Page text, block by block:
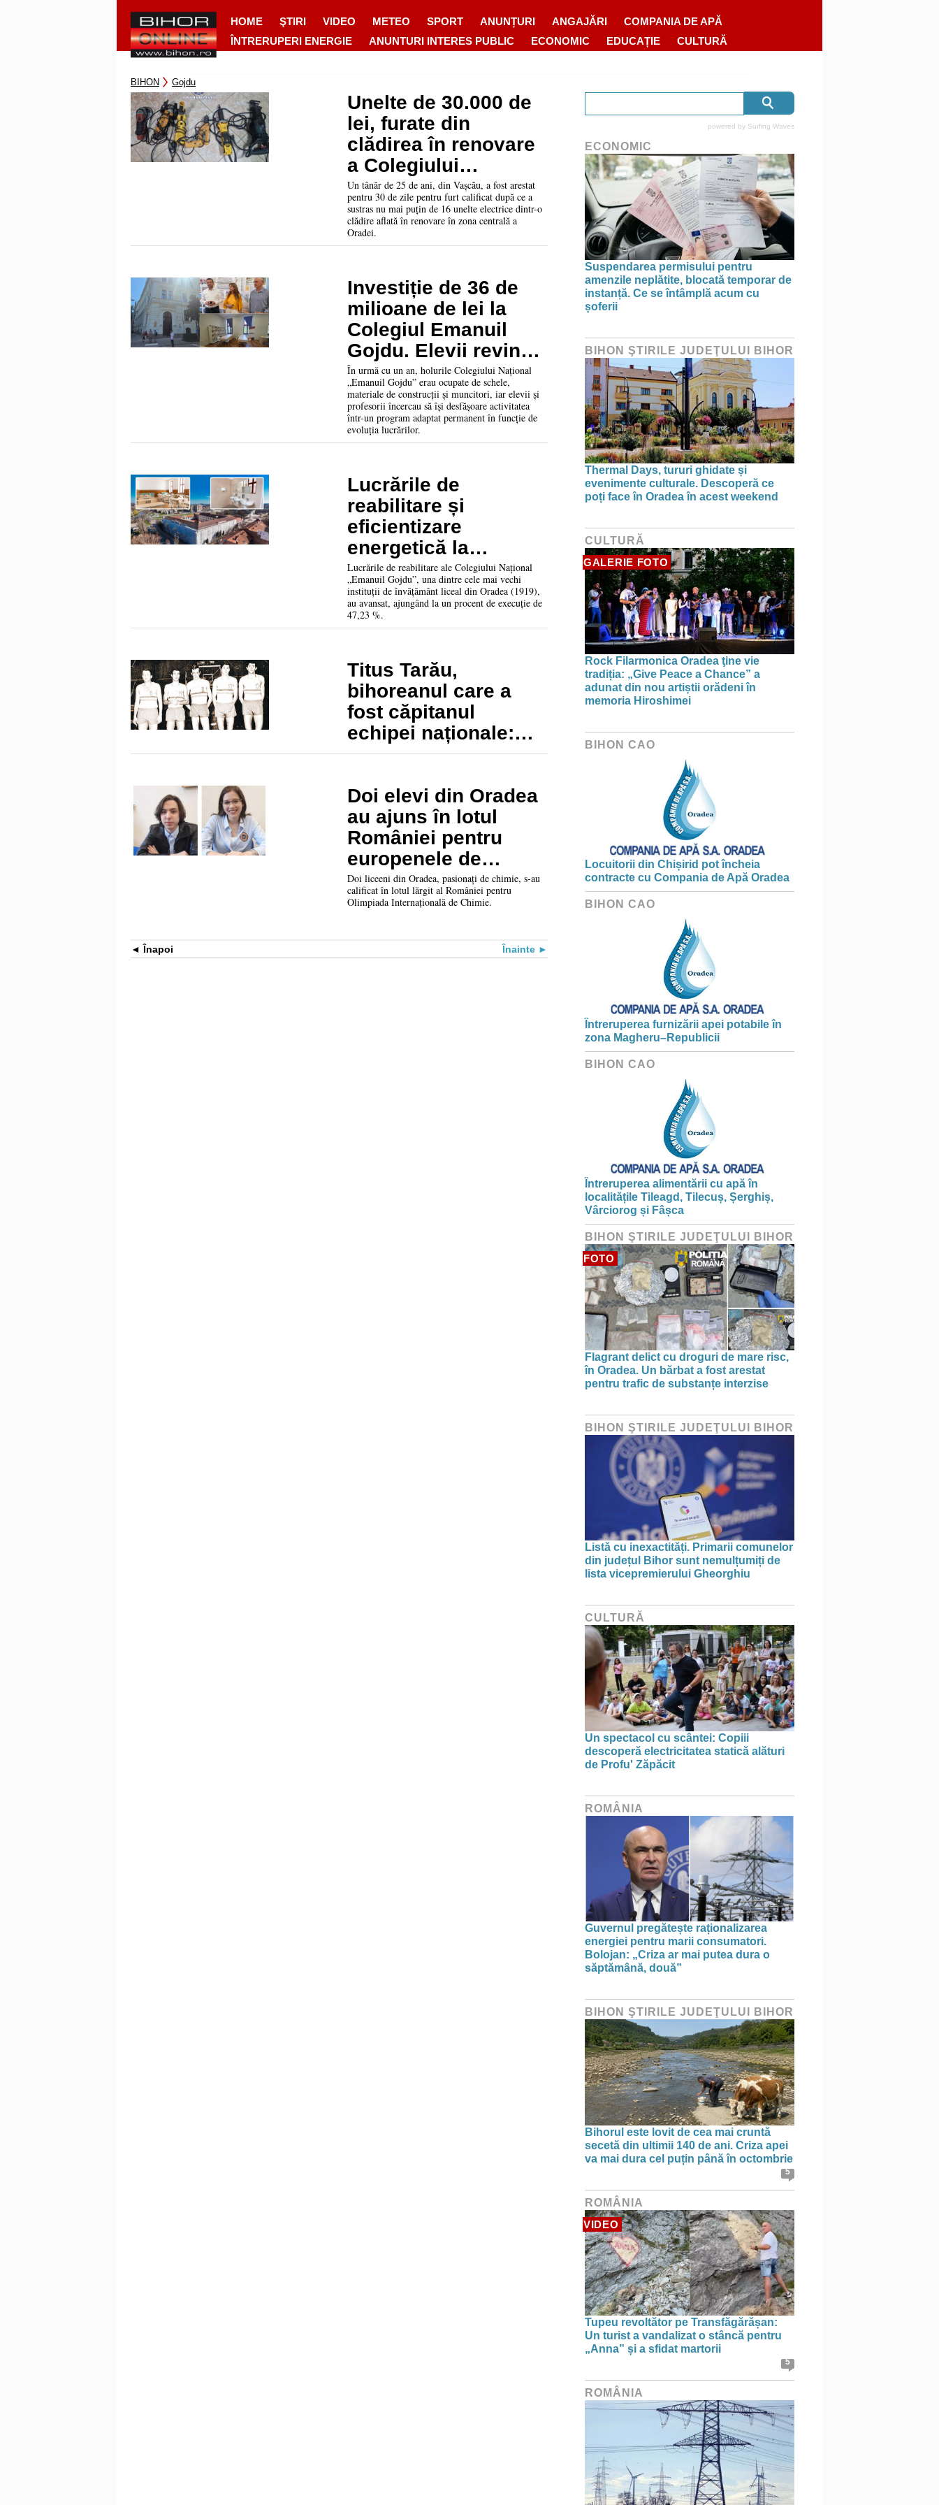
HOME ŞTIRI VIDEO METEO SPORT ANUNȚURI ANGAJĂRI
COMPANIA DE APĂ
ÎNTRERUPERI ENERGIE
ANUNTURI INTERES PUBLIC ECONOMIC EDUCAȚIE CULTURĂ
BIHON Gojdu
Unelte de 30.000 de
lei, furate din
clădirea în renovare
a Colegiului
„Emanuil Gojdu” din
Oradea. Autorul a
fost arestat
Un tânăr de 25 de ani, din Vașcău, a fost arestat
pentru 30 de zile pentru furt calificat după ce a
sustras nu mai puțin de 16 unelte electrice dintr-o
clădire aflată în renovare în zona centrală a
Oradei.
Investiție de 36 de
milioane de lei la
Colegiul Emanuil
Gojdu. Elevii revin
din toamnă într-o
clădire complet
modernizată
În urmă cu un an, holurile Colegiului Național
„Emanuil Gojdu” erau ocupate de schele,
materiale de construcții și muncitori, iar elevii și
profesorii încercau să își desfășoare activitatea
într-un program adaptat permanent în funcție de
evoluția lucrărilor.
Lucrările de
reabilitare și
eficientizare
energetică la
Colegiul Național
„Emanuil Gojdu” au
ajuns aproape la
jumătate
Lucrările de reabilitare ale Colegiului Național
„Emanuil Gojdu”, una dintre cele mai vechi
instituții de învățământ liceal din Oradea (1919),
au avansat, ajungând la un procent de execuție de
47,23 %.
Titus Tarău,
bihoreanul care a
fost căpitanul
echipei naționale:
„Am fost aproape de
performanță la
Helsinki”
Doi elevi din Oradea
au ajuns în lotul
României pentru
europenele de
chimie
Doi liceeni din Oradea, pasionați de chimie, s-au
calificat în lotul lărgit al României pentru
Olimpiada Internațională de Chimie.
Înapoi Înainte
powered by Surfing Waves
ECONOMIC
Suspendarea permisului pentru
amenzile neplătite, blocată temporar de
instanță. Ce se întâmplă acum cu
șoferii
BIHON ŞTIRILE JUDEŢULUI BIHOR
Thermal Days, tururi ghidate și
evenimente culturale. Descoperă ce
poți face în Oradea în acest weekend
CULTURĂ
GALERIE FOTO
Rock Filarmonica Oradea ţine vie
tradiția: „Give Peace a Chance” a
adunat din nou artiștii orădeni în
memoria Hiroshimei
BIHON CAO
Locuitorii din Chișirid pot încheia
contracte cu Compania de Apă Oradea
BIHON CAO
Întreruperea furnizării apei potabile în
zona Magheru–Republicii
BIHON CAO
Întreruperea alimentării cu apă în
localitățile Tileagd, Tilecuș, Șerghiș,
Vârciorog și Fâșca
BIHON ŞTIRILE JUDEŢULUI BIHOR
FOTO
Flagrant delict cu droguri de mare risc,
în Oradea. Un bărbat a fost arestat
pentru trafic de substanțe interzise
BIHON ŞTIRILE JUDEŢULUI BIHOR
Listă cu inexactități. Primarii comunelor
din județul Bihor sunt nemulțumiți de
lista vicepremierului Gheorghiu
CULTURĂ
Un spectacol cu scântei: Copiii
descoperă electricitatea statică alături
de Profu' Zăpăcit
ROMÂNIA
Guvernul pregătește raționalizarea
energiei pentru marii consumatori.
Bolojan: „Criza ar mai putea dura o
săptămână, două”
BIHON ŞTIRILE JUDEŢULUI BIHOR
Bihorul este lovit de cea mai cruntă
secetă din ultimii 140 de ani. Criza apei
va mai dura cel puțin până în octombrie
5
ROMÂNIA
VIDEO
Tupeu revoltător pe Transfăgărășan:
Un turist a vandalizat o stâncă pentru
„Anna” și a sfidat martorii
5
ROMÂNIA